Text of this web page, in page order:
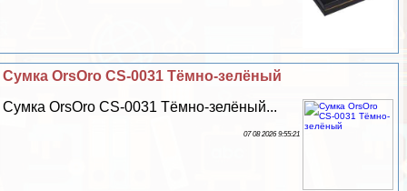
Сумка OrsOro CS-0031 Тёмно-зелёный
Сумка OrsOro CS-0031 Тёмно-зелёный...
07 08 2026 9:55:21